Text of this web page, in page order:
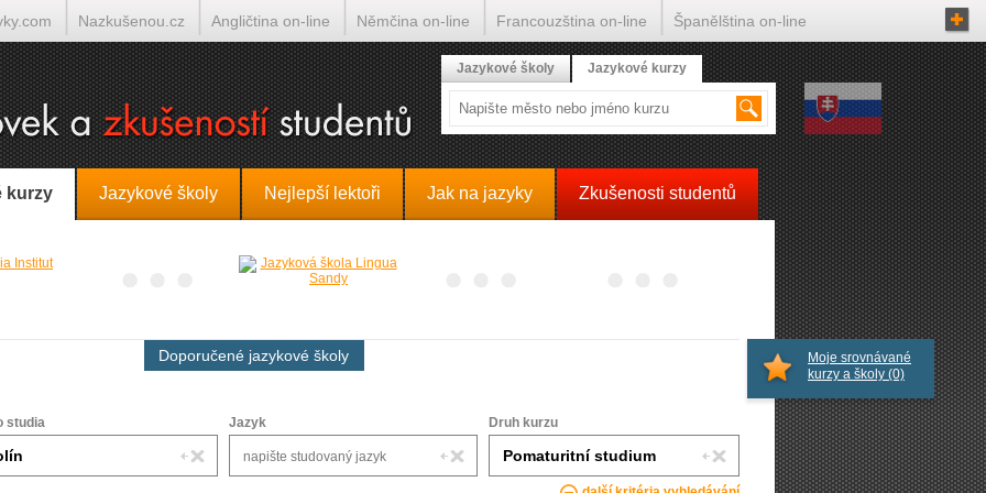
kurzy Jazykové školy Nejlepší lektoři Jak na jazyky Zkušenosti studentů
Doporučené jazykové školy
studia Jazyk Druh kurzu
Moje srovnávané
kurzy a školy (0)
Jazykové školy Jazykové kurzy
Nazkušenou.cz Angličtina on-line Němčina on-line Francouzština on-line Španělština on-line